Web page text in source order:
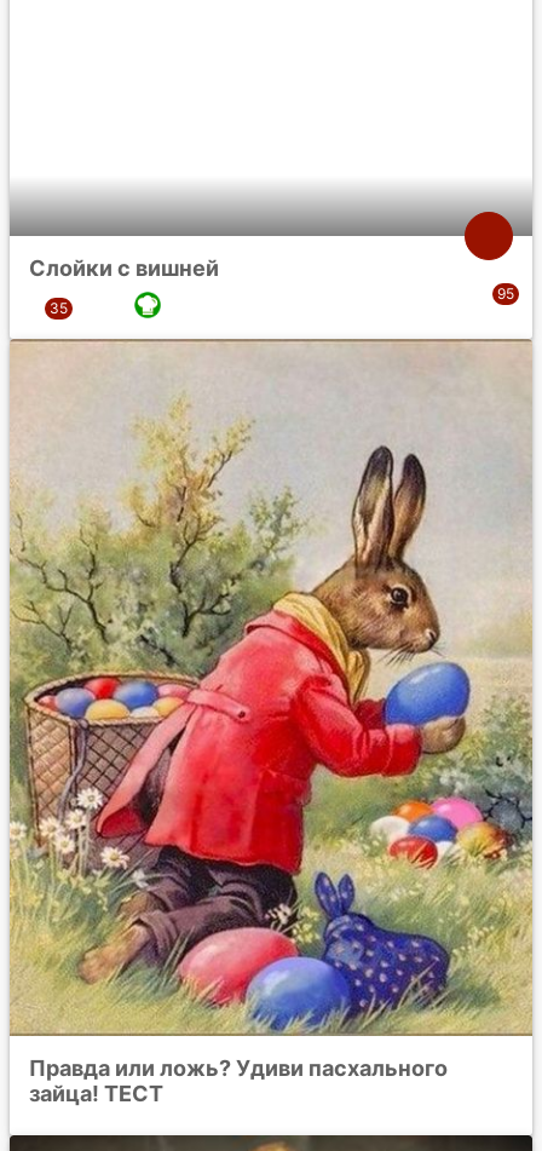
Слойки с вишней
Правда или ложь? Удиви пасхального
зайца! ТЕСТ